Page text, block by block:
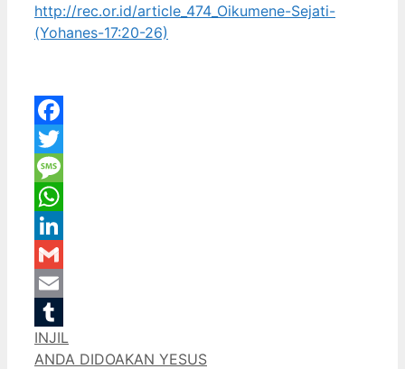
http://rec.or.id/article_474_Oikumene-Sejati-
(Yohanes-17:20-26)
Facebook
Twitter
Message
WhatsApp
LinkedIn
Gmail
Email
Tumblr
Categories
INJIL
ANDA DIDOAKAN YESUS